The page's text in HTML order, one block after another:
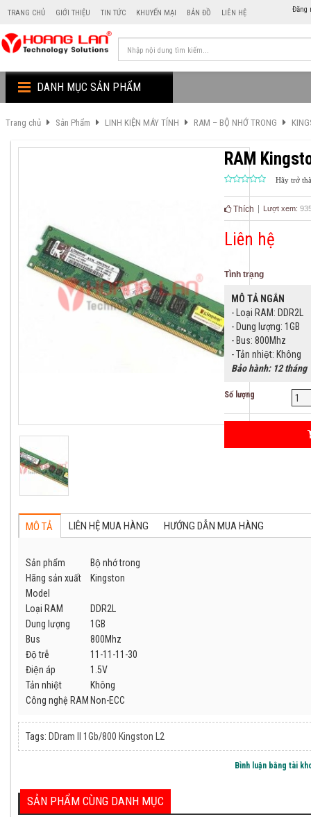
TRANG CHỦ GIỚI THIỆU TIN TỨC KHUYẾN MẠI BẢN ĐỒ LIÊN HỆ Đăng
DANH MỤC SẢN PHẨM
Trang chủ Sản Phẩm LINH KIỆN MÁY TÍNH RAM – BỘ NHỚ TRONG
RAM
Hãy trở
Thích Lượt xem:
Liên hệ
Tình trạng
MÔ TẢ NGẮN
- Loại RAM: DDR2L
- Dung lượng: 1GB
- Bus: 800Mhz
- Tản nhiệt: Không
Bảo hành: 12 tháng
Số lượng
MÔ TẢ LIÊN HỆ MUA HÀNG HƯỚNG DẪN MUA HÀNG
Sản phẩm
Bộ nhớ trong
Hãng sản xuất
Kingston
Model
Loại RAM
DDR2L
Dung lượng
1GB
Bus
800Mhz
Độ trễ
11-11-11-30
Điện áp
1.5V
Tản nhiệt
Không
Công nghệ RAM Non-ECC
Tags: DDram II 1Gb/800 Kingston L2
Bình luận bằng tài
SẢN PHẨM CÙNG DANH MỤC